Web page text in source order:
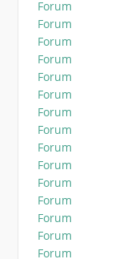
Forum
Forum
Forum
Forum
Forum
Forum
Forum
Forum
Forum
Forum
Forum
Forum
Forum
Forum
Forum